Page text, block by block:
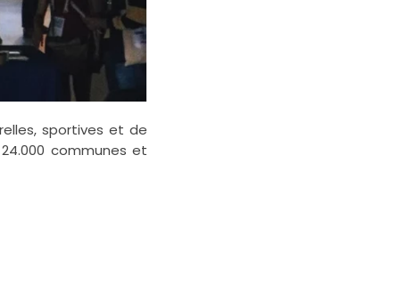
sportives et de
communes et